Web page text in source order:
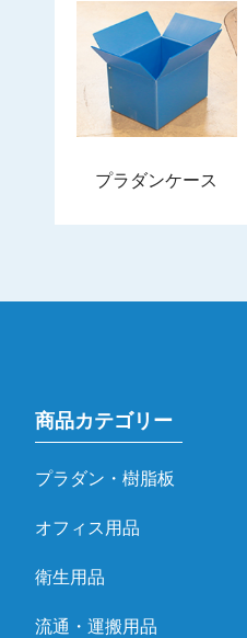
プラダンケース
商品カテゴリー
プラダン・樹脂板
オフィス用品
衛生用品
流通・運搬用品